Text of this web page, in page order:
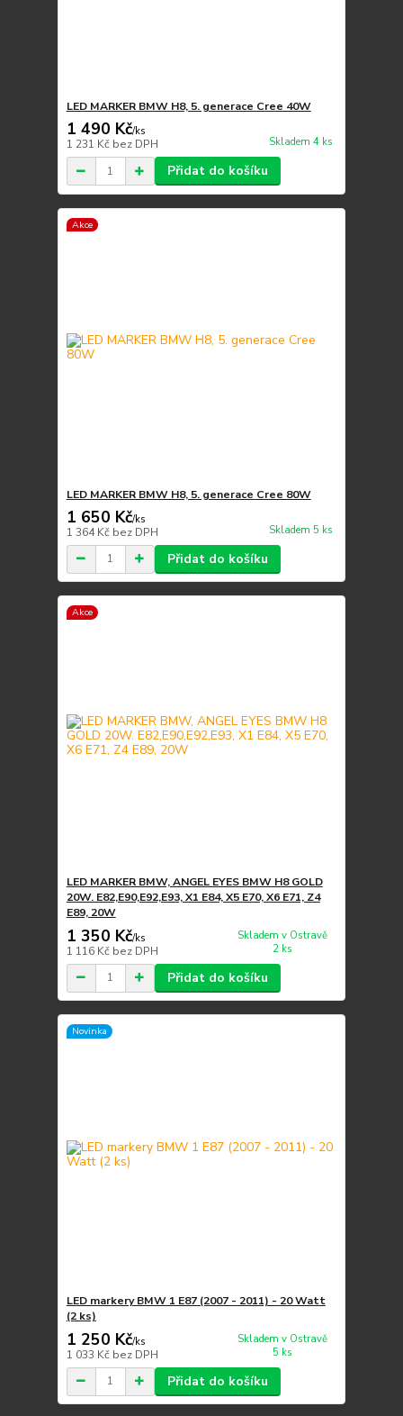
LED MARKER BMW H8, 5. generace Cree 40W
1 490 Kč/ks
1 231 Kč bez DPH Skladem 4 ks
Přidat do košíku
Akce
LED MARKER BMW H8, 5. generace Cree 80W
1 650 Kč/ks
1 364 Kč bez DPH Skladem 5 ks
Přidat do košíku
Akce
LED MARKER BMW, ANGEL EYES BMW H8 GOLD
20W. E82,E90,E92,E93, X1 E84, X5 E70, X6 E71, Z4
E89, 20W
1 350 Kč/ks
1 116 Kč bez DPH
Skladem v Ostravě
2 ks
Přidat do košíku
Novinka
LED markery BMW 1 E87 (2007 - 2011) - 20 Watt
(2 ks)
1 250 Kč/ks
1 033 Kč bez DPH
Skladem v Ostravě
5 ks
Přidat do košíku